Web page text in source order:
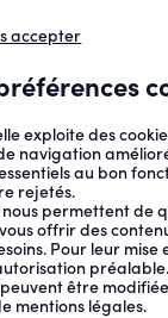
... PSYCHOLOGIE « NE
rend
rigologue
exploite des
navigation
au bon
rejetés.
nous permettent de
offrir des
Pour leur mise
préalable.
être
mentions légales.
accepter